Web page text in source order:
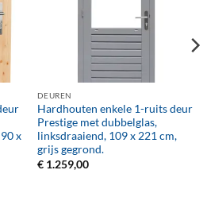
x
DEUREN
Hardhouten enkele 1-ruits deur
Prestige met dubbelglas,
linksdraaiend, 109 x 221 cm,
grijs gegrond.
€1.259,00